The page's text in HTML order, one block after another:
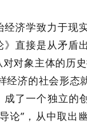
济学致力于现
》直接是从矛盾
对象主体的历
经济的社会形态
成了一个独立
论”，从中取